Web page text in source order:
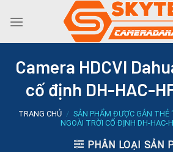
Camera HDCVI
cố định DH-HAC-
TRANG CHỦ / SẢN PHẨM ĐƯỢC GẮN THẺ
NGOÀI TRỜI CỐ ĐỊNH DH-HAC-
PHÂN LOẠI SẢN